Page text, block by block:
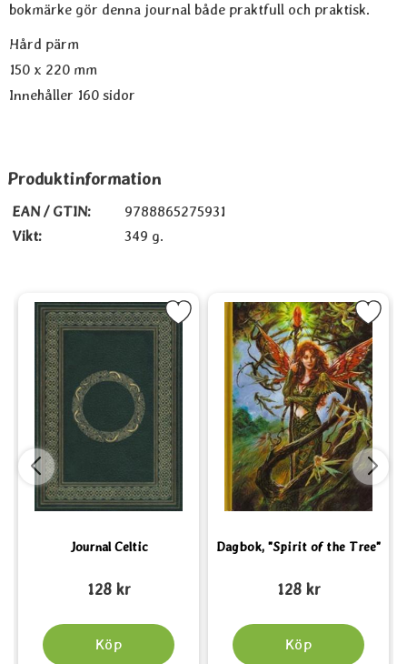
bokmärke gör denna journal både praktfull och praktisk.
Hård pärm
150 x 220 mm
Innehåller 160 sidor
Produktinformation
EAN / GTIN:
9788865275931
Vikt:
349 g.
som favorit
Journal Celtic
Art. nr 1600128 kr
Köp
Markera Journal Celtic som favorit
Dagbok, "Spirit of the Tree"
Art. nr 1592128 kr
Köp
Markera Dagbok, "Spirit of